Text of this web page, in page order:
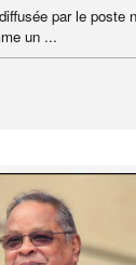
par le poste
un ...